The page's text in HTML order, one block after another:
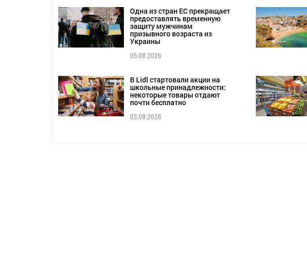
Одна из стран ЕС прекращает
предоставлять временную
защиту мужчинам
призывного возраста из
Украины
05.08.2026
В Lidl стартовали акции на
школьные принадлежности:
некоторые товары отдают
почти бесплатно
03.08.2026